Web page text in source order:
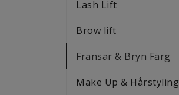
Lash Lift
Brow lift
Fransar & Bryn Färg
Make Up & Hårstyling